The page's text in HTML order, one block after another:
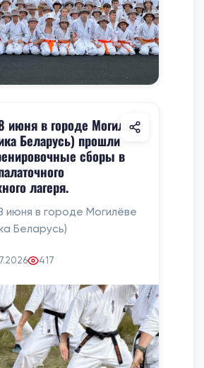
июня в городе Могилёве
Беларусь) прошли
сборы в
лагеря.
июня в городе Могилёве
Беларусь)
417